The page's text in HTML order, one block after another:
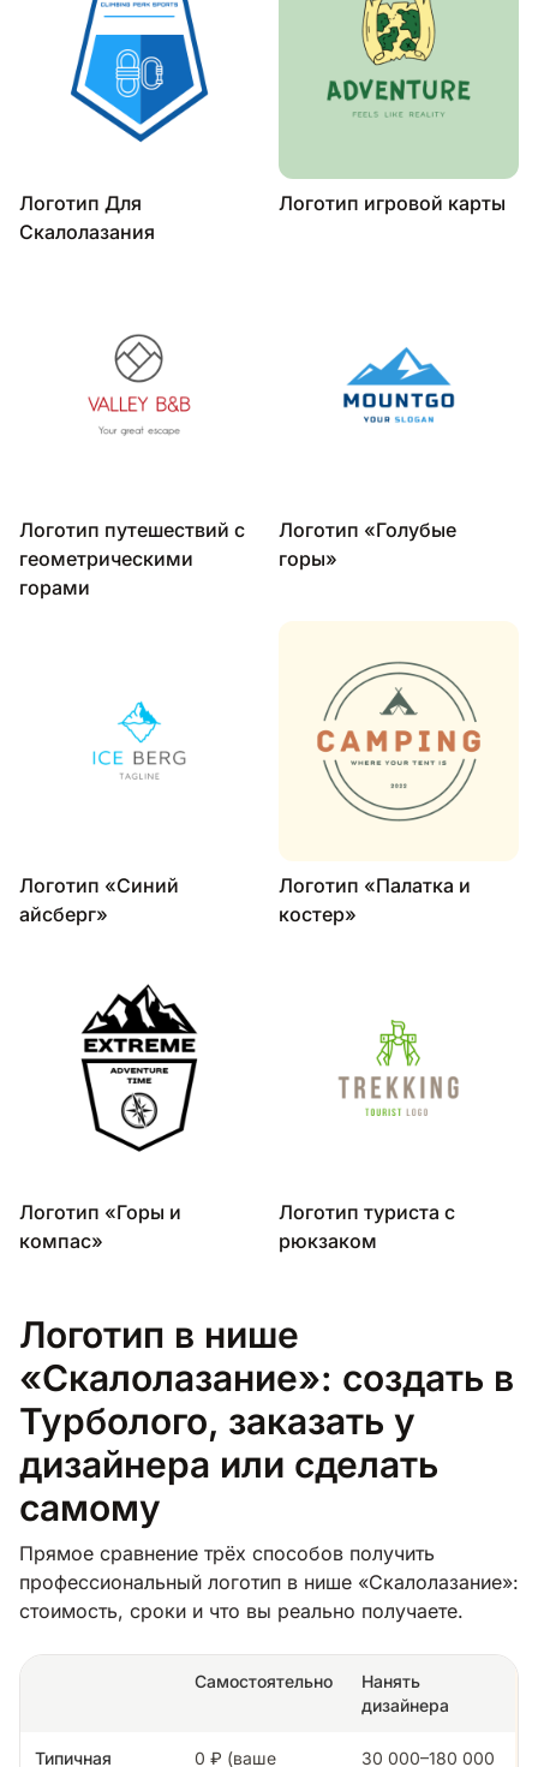
Логотип Для
Скалолазания
Логотип игровой карты
Логотип путешествий с
геометрическими
горами
Логотип «Голубые
горы»
Логотип «Синий
айсберг»
Логотип «Палатка и
костер»
Логотип «Горы и
компас»
Логотип туриста с
рюкзаком
Логотип в нише
«Скалолазание»: создать в
Турболого, заказать у
дизайнера или сделать
самому
Прямое сравнение трёх способов получить
профессиональный логотип в нише «Скалолазание»:
стоимость, сроки и что вы реально получаете.
Самостоятельно
Нанять
дизайнера
Типичная 0 ₽ (ваше 30 000–180 000